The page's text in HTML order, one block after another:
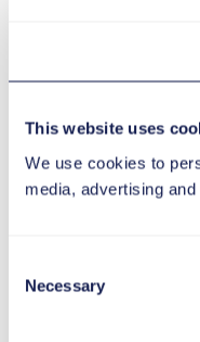
This website uses
We use cookies to
media, advertising
Selection
Necessary